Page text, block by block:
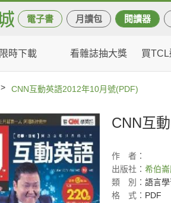
電子書 月讀包 閱讀器
限時下載 看雜誌抽大獎 買
> CNN互動英語2012年10月號(PDF)
CNN互
作
者：
出版社： 希伯
類
別： 語言學
格
式： PDF